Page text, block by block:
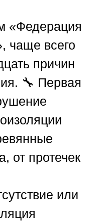
«Федерация
, чаще всего
причин
🔧 Первая
от протечек
или